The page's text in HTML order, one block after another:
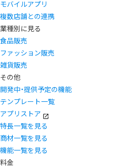
モバイルアプリ
複数店舗との連携
業種別に見る
食品販売
ファッション販売
雑貨販売
その他
開発中・提供予定の機能
テンプレート一覧
アプリストア
特長一覧を見る
商材一覧を見る
機能一覧を見る
料金